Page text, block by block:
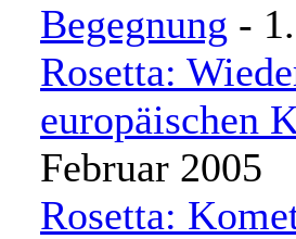
Begegnung -
Rosetta:
europäischen
Februar 2005
Rosetta: